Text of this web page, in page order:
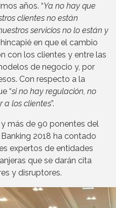
años. “Ya no hay que
clientes no están
servicios no lo están y
en que el cambio
con los clientes y entre las
de negocio y, por
Con respecto a la
“si no hay regulación, no
a los clientes”.
más de 90 ponentes del
2018 ha contado
expertos de entidades
que se darán cita
y disruptores.